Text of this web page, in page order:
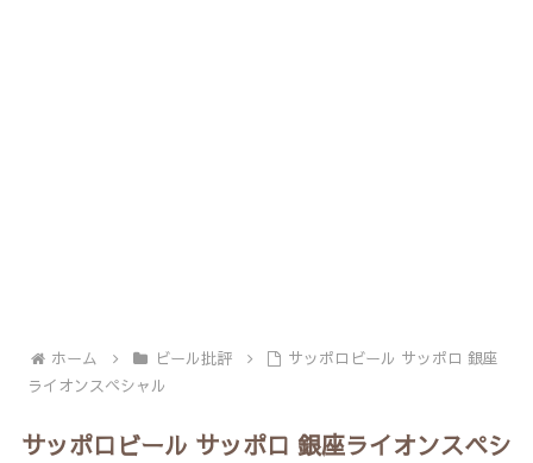
ホーム ビール批評
サッポロビール サッポロ 銀座
ライオンスペシャル
サッポロビール サッポロ 銀座ライオンスペシ